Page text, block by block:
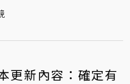
更新內容：確定有